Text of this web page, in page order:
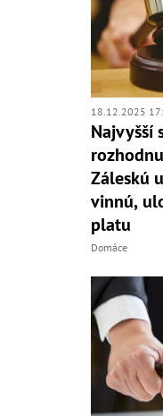
18.12.2025
Najvyšší
Záleskú
vinnú,
platu
Domáce